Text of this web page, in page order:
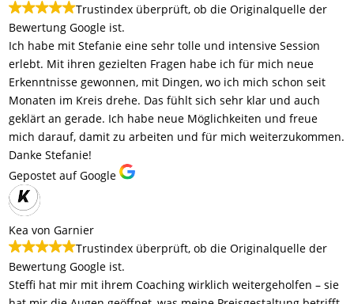
Trustindex überprüft, ob die Originalquelle der
Bewertung Google ist.
Ich habe mit Stefanie eine sehr tolle und intensive Session
erlebt. Mit ihren gezielten Fragen habe ich für mich neue
Erkenntnisse gewonnen, mit Dingen, wo ich mich schon seit
Monaten im Kreis drehe. Das fühlt sich sehr klar und auch
geklärt an gerade. Ich habe neue Möglichkeiten und freue
mich darauf, damit zu arbeiten und für mich weiterzukommen.
Danke Stefanie!
Gepostet auf Google
Kea von Garnier
Trustindex überprüft, ob die Originalquelle der
Bewertung Google ist.
Steffi hat mir mit ihrem Coaching wirklich weitergeholfen – sie